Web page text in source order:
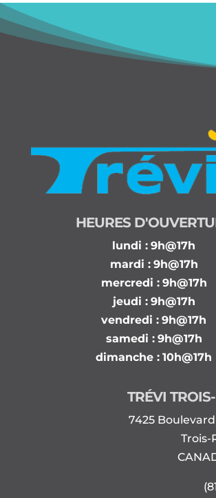
HEURES
lundi : 9h@17h
mardi : 9h@17h
mercredi : 9h@17h
jeudi : 9h@17h
vendredi : 9h@17h
samedi : 9h@17h
dimanche : 10h@17h
TRÉVI
7425
Trois-